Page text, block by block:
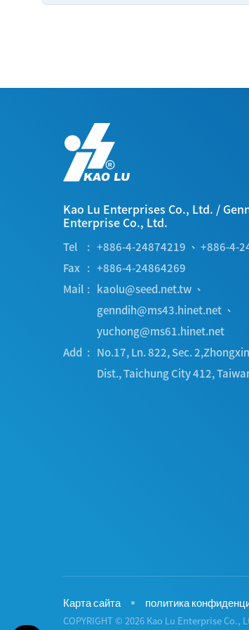
Kao Lu Enterprises Co., Ltd. /
Enterprise Co., Ltd.
Tel +886-4-24874219 、 +886-4-
Fax
+886-4-24864269
Mail
kaolu@seed.net.tw 、
genndih@ms43.hinet.net 、
yuchong@ms61.hinet.net
Add
No.17, Ln. 822, Sec.
Dist.,Taichung City412,
Карта сайта политика
COPYRIGHT © 2026 Kao Lu Enterprise